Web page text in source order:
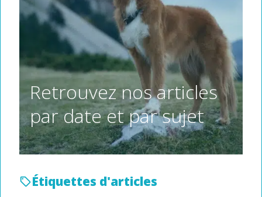
Retrouvez nos articles
par date et par sujet
Étiquettes d'articles